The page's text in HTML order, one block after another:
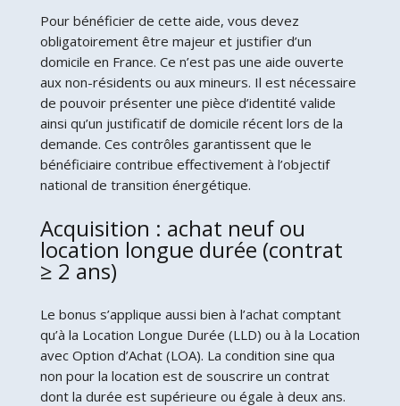
Pour bénéficier de cette aide, vous devez
obligatoirement être majeur et justifier d’un
domicile en France. Ce n’est pas une aide ouverte
aux non-résidents ou aux mineurs. Il est nécessaire
de pouvoir présenter une pièce d’identité valide
ainsi qu’un justificatif de domicile récent lors de la
demande. Ces contrôles garantissent que le
bénéficiaire contribue effectivement à l’objectif
national de transition énergétique.
Acquisition : achat neuf ou
location longue durée (contrat
≥ 2 ans)
Le bonus s’applique aussi bien à l’achat comptant
qu’à la Location Longue Durée (LLD) ou à la Location
avec Option d’Achat (LOA). La condition sine qua
non pour la location est de souscrire un contrat
dont la durée est supérieure ou égale à deux ans.